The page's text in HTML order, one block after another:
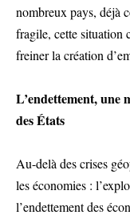
nombreux pays, déjà
fragile, cette situation
freiner la création
L’endettement, une
des États
Au-delà des crises
les économies :
l’endettement des